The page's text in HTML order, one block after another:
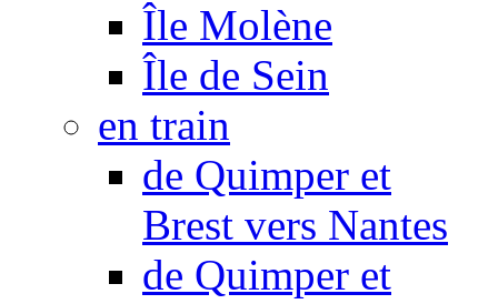
Île Molène
Île de Sein
en train
de Quimper et
Brest vers Nantes
de Quimper et